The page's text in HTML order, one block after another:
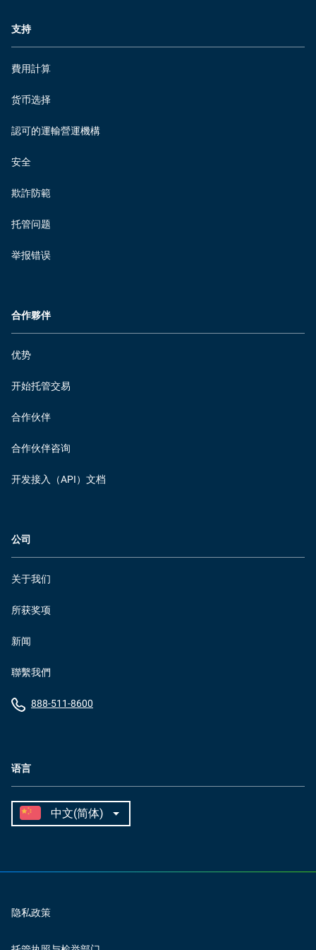
语言
支持
費用計算
货币选择
認可的運輸營運機構
安全
欺詐防範
托管问题
举报错误
合作夥伴
优势
开始托管交易
合作伙伴
合作伙伴咨询
开发接入（API）文档
公司
关于我们
所获奖项
新闻
聯繫我們
888-511-8600
隐私政策